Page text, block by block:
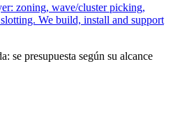
zoning, wave/cluster picking,
We build, install and support
se presupuesta según su alcance